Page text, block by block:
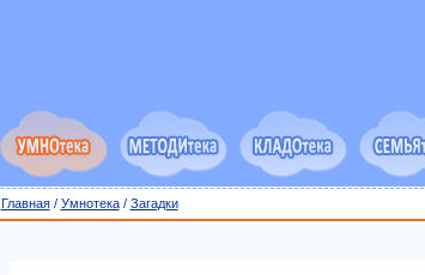
Главная/ Умнотека/ Загадки